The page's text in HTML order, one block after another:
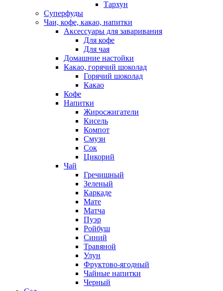
Тархун
Суперфуды
Чаи, кофе, какао, напитки
Аксессуары для заваривания
Для кофе
Для чая
Домашние настойки
Какао, горячий шоколад
Горячий шоколад
Какао
Кофе
Напитки
Жиросжигатели
Кисель
Компот
Смузи
Сок
Цикорий
Чай
Гречишный
Зеленый
Каркаде
Мате
Матча
Пуэр
Ройбуш
Синий
Травяной
Улун
Фруктово-ягодный
Чайные напитки
Черный